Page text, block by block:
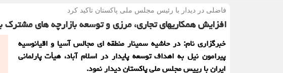
فاضلی در دیدار با رئیس مجلس ملی پاكستان تاكید كرد
افزایش همکاریهای تجاری، مرزی و توسعه بازارچه های مشترک
خبرگزاری نام: در حاشیه سمینار منطقه ای مجالس آسیا و اقیانوسیه
پیرامون نیل به اهداف توسعه پایدار در اسلام آباد، هیأت پارلمانی
ایران با رییس مجلس ملی پاکستان دیدار نمود.